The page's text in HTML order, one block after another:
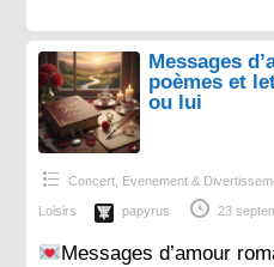
Messages
poèmes et
ou lui
Concert, Evenement &
Loisirs papyrus 23
Messages d’amour